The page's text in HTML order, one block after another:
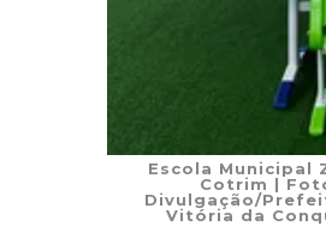
Escola Municipal
Cotrim |
Divulgação/
Vitória da